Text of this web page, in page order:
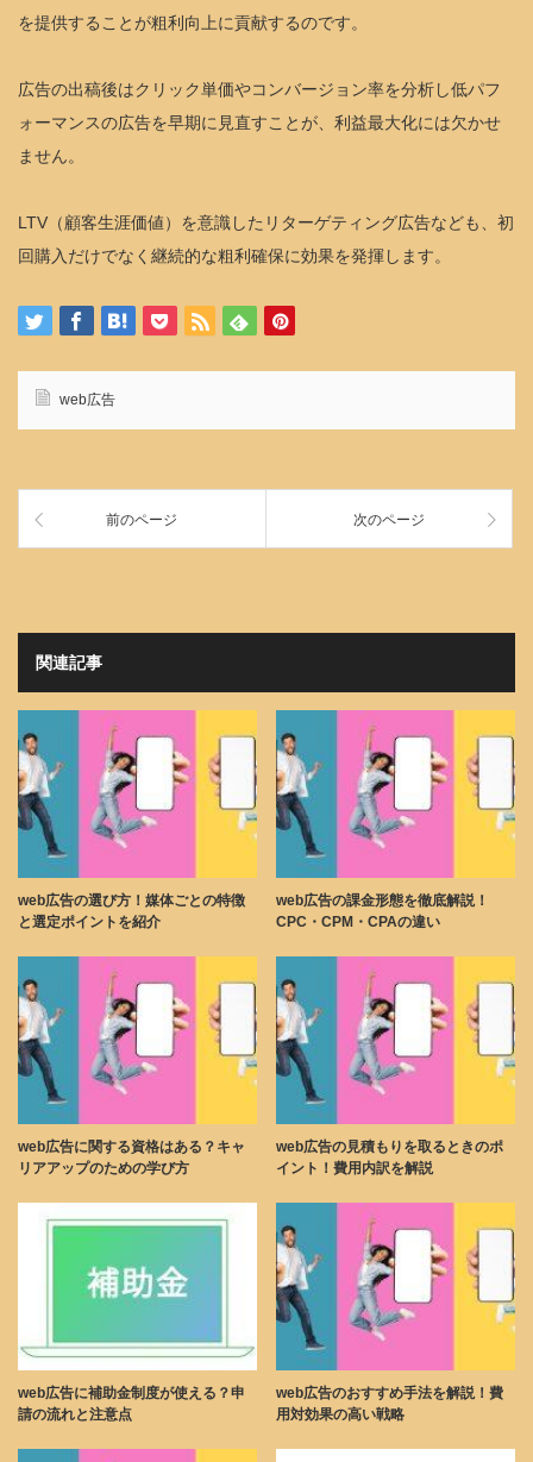
を提供することが粗利向上に貢献するのです。
広告の出稿後はクリック単価やコンバージョン率を分析し低パフ
ォーマンスの広告を早期に見直すことが、利益最大化には欠かせ
ません。
LTV（顧客生涯価値）を意識したリターゲティング広告なども、初
回購入だけでなく継続的な粗利確保に効果を発揮します。
web広告
前のページ 次のページ
関連記事
web広告の選び方！媒体ごとの特徴
と選定ポイントを紹介
web広告の課金形態を徹底解説！
CPC・CPM・CPAの違い
web広告に関する資格はある？キャ
リアアップのための学び方
web広告の見積もりを取るときのポ
イント！費用内訳を解説
web広告に補助金制度が使える？申
請の流れと注意点
web広告のおすすめ手法を解説！費
用対効果の高い戦略